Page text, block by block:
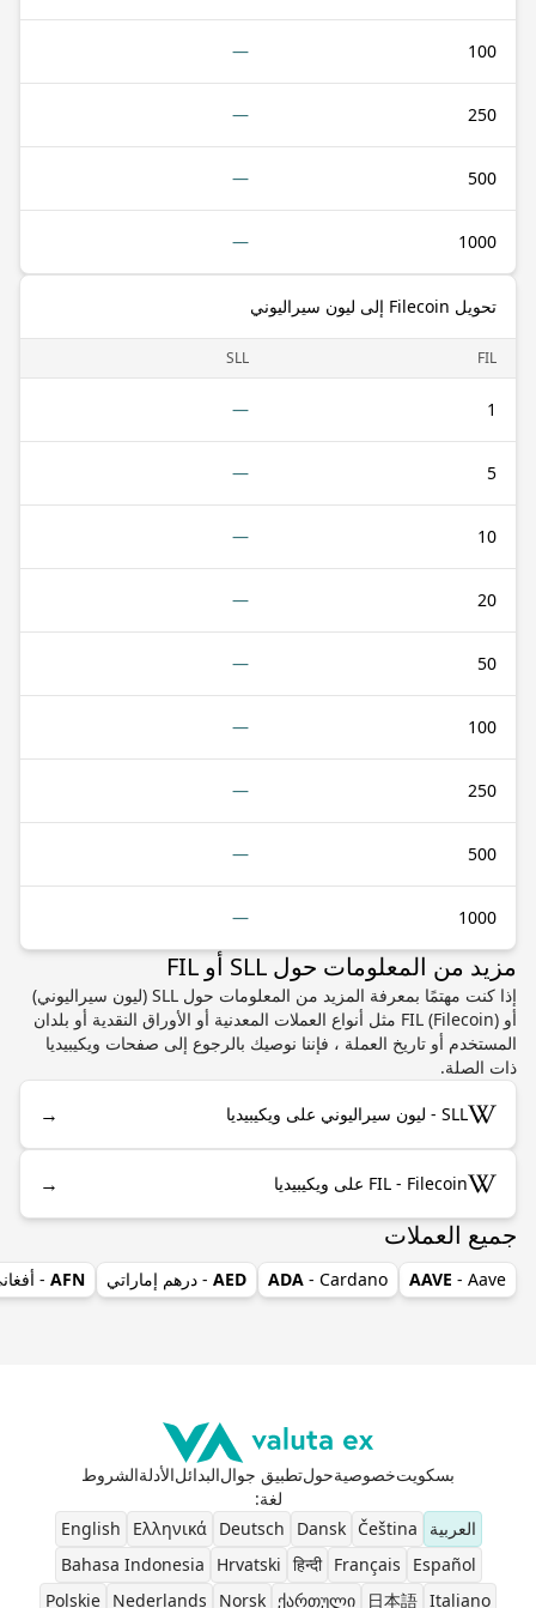
100
—
250
—
500
—
1000
—
تحويل Filecoin إلى ليون سيراليوني
FIL
SLL
1
—
5
—
10
—
20
—
50
—
100
—
250
—
500
—
1000
—
مزيد من المعلومات حول SLL أو FIL
إذا كنت مهتمًا بمعرفة المزيد من المعلومات حول SLL (ليون سيراليوني)
أو FIL (Filecoin) مثل أنواع العملات المعدنية أو الأوراق النقدية أو بلدان
المستخدم أو تاريخ العملة ، فإننا نوصيك بالرجوع إلى صفحات ويكيبيديا
ذات الصلة.
SLL - ليون سيراليوني على ويكيبيديا →
FIL - Filecoin على ويكيبيديا →
جميع العملات
AAVE - Aave
ADA - Cardano
AED - درهم إماراتي AFN
-
بسكويتخصوصيةحولتطبيق جوالالبدائلالأدلةالشروط
لغة:
العربية
Čeština
Dansk
Deutsch
Ελληνικά
English
Español
Français
हिन्दी
Hrvatski
Bahasa Indonesia
Italiano
日本語
ქართული
Norsk
Nederlands
Polskie